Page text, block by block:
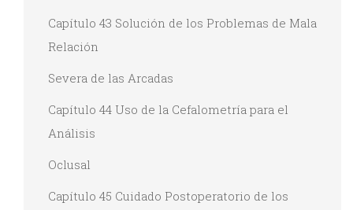
Capítulo 43 Solución de los Problemas de Mala
Relación
Severa de las Arcadas
Capítulo 44 Uso de la Cefalometría para el
Análisis
Oclusal
Capítulo 45 Cuidado Postoperatorio de los